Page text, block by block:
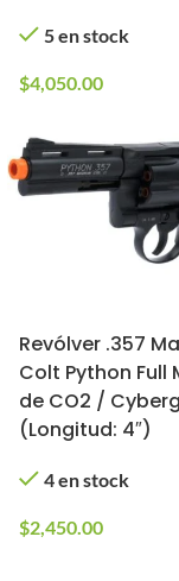
5 en stock
$4,050.00
Revólver .357
Colt Python Full
de CO2 /
(Longitud: 4″)
4 en stock
$2,450.00